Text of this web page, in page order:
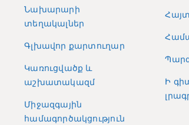
Նախարարի
տեղակալներ
Գլխավոր քարտուղար
Կառուցվածք և
աշխատակազմ
Միջազգային
համագործակցություն
Ի